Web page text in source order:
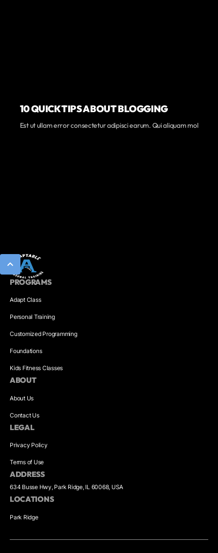
10 QUICK TIPS ABOUT BLOGGING
Est ut ullam error consectetur adipisci earum. Qui aliquam mol
PROGRAMS
Adapt Class
Personal Training
Customized Programming
Foundations
Kids Fitness Classes
ABOUT
About Us
Contact Us
LEGAL
Privacy Policy
Terms of Use
ADDRESS
634 Busse Hwy, Park Ridge, IL 60068, USA
LOCATIONS
Park Ridge